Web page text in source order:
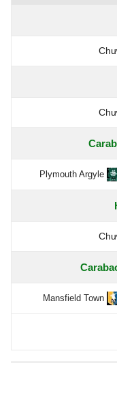
Plymouth Argyle
Mansfield Town